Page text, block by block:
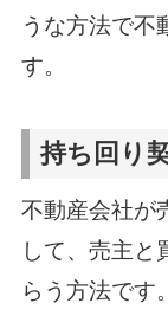
うな方法で不
す。
持ち回り
不動産会社が
して、売主と
らう方法です。